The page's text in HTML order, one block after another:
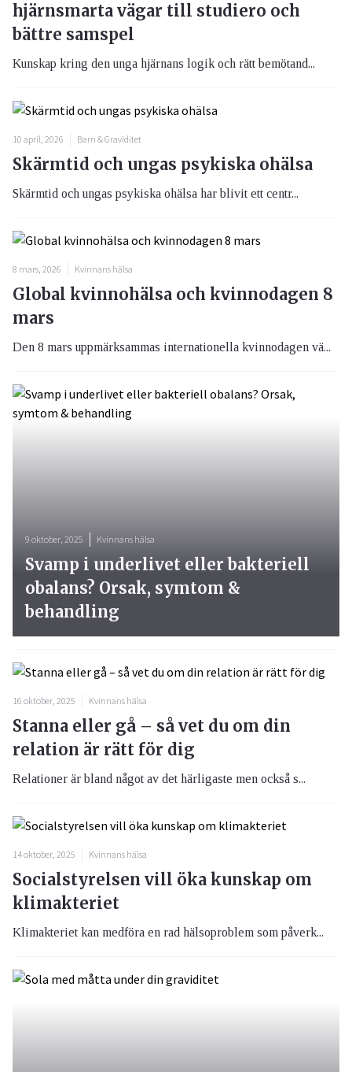
hjärnsmarta vägar till studiero och
bättre samspel
Kunskap kring den unga hjärnans logik och rätt bemötand...
10 april, 2026 Barn & Graviditet
Skärmtid och ungas psykiska ohälsa
Skärmtid och ungas psykiska ohälsa har blivit ett centr...
8 mars, 2026 Kvinnans hälsa
Global kvinnohälsa och kvinnodagen 8
mars
Den 8 mars uppmärksammas internationella kvinnodagen vä...
16 oktober, 2025 Kvinnans hälsa
Stanna eller gå – så vet du om din
relation är rätt för dig
Relationer är bland något av det härligaste men också s...
14 oktober, 2025 Kvinnans hälsa
Socialstyrelsen vill öka kunskap om
klimakteriet
Klimakteriet kan medföra en rad hälsoproblem som påverk...
9 oktober, 2025 Kvinnans hälsa
Svamp i underlivet eller bakteriell
obalans? Orsak, symtom &
behandling